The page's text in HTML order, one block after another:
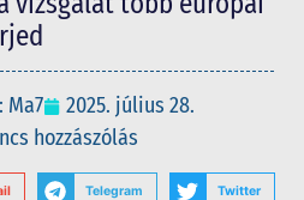
Ma7
2025. július 28.
hozzászólás
Telegram Twitter